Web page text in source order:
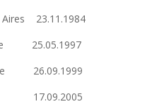
23.11.1984
25.05.1997
26.09.1999
17.09.2005